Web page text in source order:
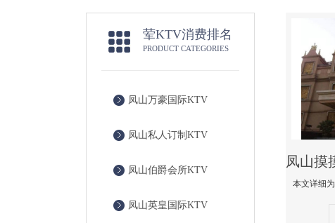
荤KTV消费排名
PRODUCT CATEGORIES
凤山万豪国际KTV
凤山私人订制KTV
凤山伯爵会所KTV
凤山英皇国际KTV